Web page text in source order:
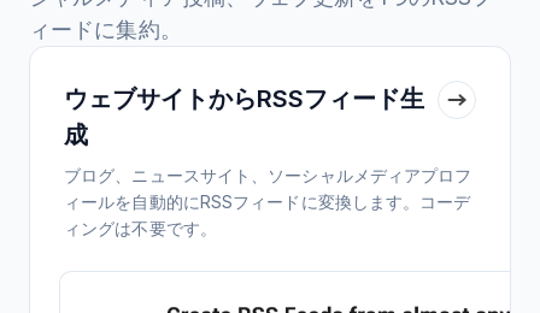
ィードに集約。
ウェブサイトからRSSフィード生
成
ブログ、ニュースサイト、ソーシャルメディアプロフ
ィールを自動的にRSSフィードに変換します。コーデ
ィングは不要です。